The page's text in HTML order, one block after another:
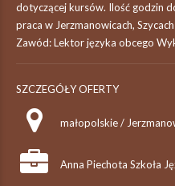
dotyczącej kursów. Ilość godzin
praca w Jerzmanowicach,
Zawód: Lektor języka obcego
SZCZEGÓŁY OFERTY
małopolskie /
Anna Piechota Szkoła